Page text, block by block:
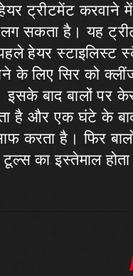
ट्रीटमेंट करवाने
सकता है। यह
हेयर स्टाइलिस्ट
के लिए सिर को
बाद बालों पर
है और एक घंटे के
करता है। फिर
टूल्स का इस्तेमाल